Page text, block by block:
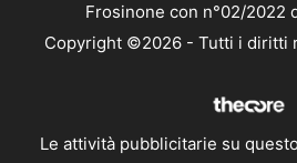
Frosinone con n°02/2022
Copyright ©2026 - Tutti i diritti
Le attività pubblicitarie su